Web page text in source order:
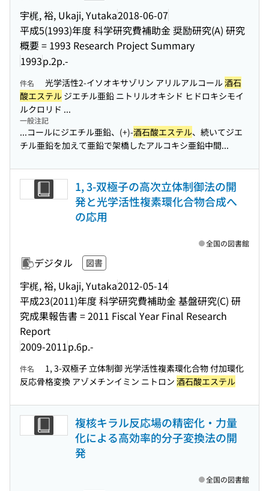
宇梶, 裕, Ukaji, Yutaka2018-06-07
平成5(1993)年度 科学研究費補助金 奨励研究(A) 研究
概要 = 1993 Research Project Summary
1993p.2p.-
件名 光学活性2-イソオキサゾリン アリルアルコール酒石
酸エステル ジエチル亜鉛 ニトリルオキシド ヒドロキシモイ
ルクロリド ...
一般注記
...コールにジエチル亜鉛、(+)-酒石酸エステル、続いてジエ
チル亜鉛を加えて亜鉛で架橋したアルコキシ亜鉛中間...
1, 3-双極子の高次立体制御法の開
発と光学活性複素環化合物合成へ
の応用
デジタル 図書
宇梶, 裕, Ukaji, Yutaka2012-05-14
平成23(2011)年度 科学研究費補助金 基盤研究(C) 研
究成果報告書 = 2011 Fiscal Year Final Research
Report
2009-2011p.6p.-
全国の図書館
件名
1, 3-双極子 立体制御 光学活性複素環化合物 付加環化
反応骨格変換 アゾメチンイミン ニトロン 酒石酸エステル
複核キラル反応場の精密化・力量
化による高効率的分子変換法の開
発
全国の図書館